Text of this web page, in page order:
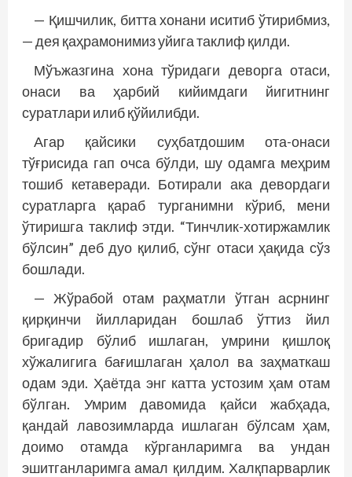
— Қишчилик, битта хонани иситиб ўтирибмиз,
— дея қаҳрамонимиз уйига таклиф қилди.
Мўъжазгина хона тўридаги деворга отаси,
онаси ва ҳарбий кийимдаги йигитнинг
суратлари илиб қўйилибди.
Агар қайсики суҳбатдошим ота-онаси
тўғрисида гап очса бўлди, шу одамга меҳрим
тошиб кетаверади. Ботирали ака девордаги
суратларга қараб турганимни кўриб, мени
ўтиришга таклиф этди. “Тинчлик-хотиржамлик
бўлсин” деб дуо қилиб, сўнг отаси ҳақида сўз
бошлади.
— Жўрабой отам раҳматли ўтган асрнинг
қирқинчи йилларидан бошлаб ўттиз йил
бригадир бўлиб ишлаган, умрини қишлоқ
хўжалигига бағишлаган ҳалол ва заҳматкаш
одам эди. Ҳаётда энг катта устозим ҳам отам
бўлган. Умрим давомида қайси жабҳада,
қандай лавозимларда ишлаган бўлсам ҳам,
доимо отамда кўрганларимга ва ундан
эшитганларимга амал қилдим. Халқпарварлик